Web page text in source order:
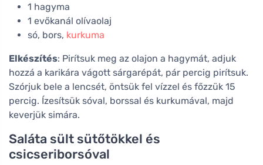
1 hagyma
1 evőkanál olívaolaj
só, bors, kurkuma
Elkészítés: Pirítsuk meg az olajon a hagymát, adjuk
hozzá a karikára vágott sárgarépát, pár percig pirítsuk.
Szórjuk bele a lencsét, öntsük fel vízzel és főzzük 15
percig. Ízesítsük sóval, borssal és kurkumával, majd
keverjük simára.
Saláta sült sütőtökkel és
csicseriborsóval